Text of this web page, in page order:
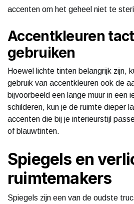
accenten om het geheel niet te
Accentkleuren
gebruiken
Hoewel lichte tinten belangrijk zijn,
gebruik van accentkleuren ook de
bijvoorbeeld een lange muur in een
schilderen, kun je de ruimte dieper
accenten die bij je interieurstijl
of blauwtinten.
Spiegels en
ruimtemakers
Spiegels zijn een van de oudste